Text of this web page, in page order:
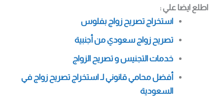
اطلع ايضا علي :
استخراج تصريح زواج بفلوس
تصريح زواج سعودي من أجنبية
خدمات التجنيس و تصريح الزواج
أفضل محامي قانوني لـ استخراج تصريح زواج في
السعودية